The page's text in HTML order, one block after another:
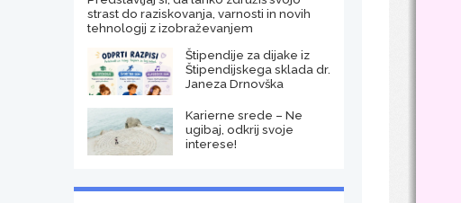
strast do raziskovanja, varnosti in novih
tehnologij z izobraževanjem
Štipendije za dijake iz
Štipendijskega sklada dr.
Janeza Drnovška
Karierne srede – Ne
ugibaj, odkrij svoje
interese!